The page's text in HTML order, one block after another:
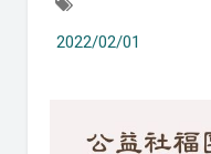
2022/02/01